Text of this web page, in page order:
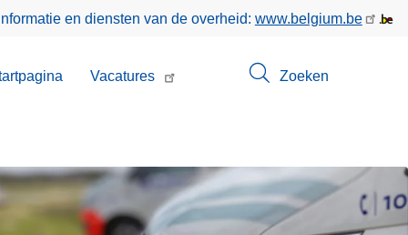
en diensten van de overheid: www.belgium.be
Vacatures Zoeken